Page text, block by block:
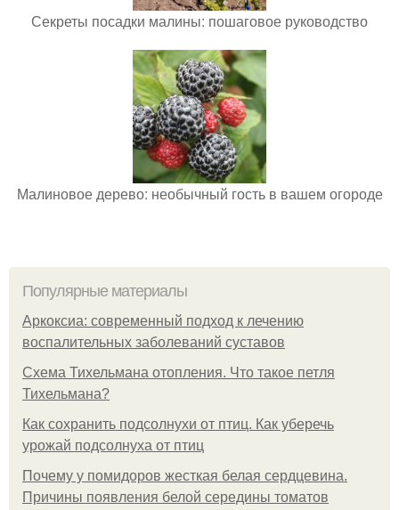
Секреты посадки малины: пошаговое руководство
Малиновое дерево: необычный гость в вашем огороде
Популярные материалы
Аркоксиа: современный подход к лечению
воспалительных заболеваний суставов
Схема Тихельмана отопления. Что такое петля
Тихельмана?
Как сохранить подсолнухи от птиц. Как уберечь
урожай подсолнуха от птиц
Почему у помидоров жесткая белая сердцевина.
Причины появления белой середины томатов